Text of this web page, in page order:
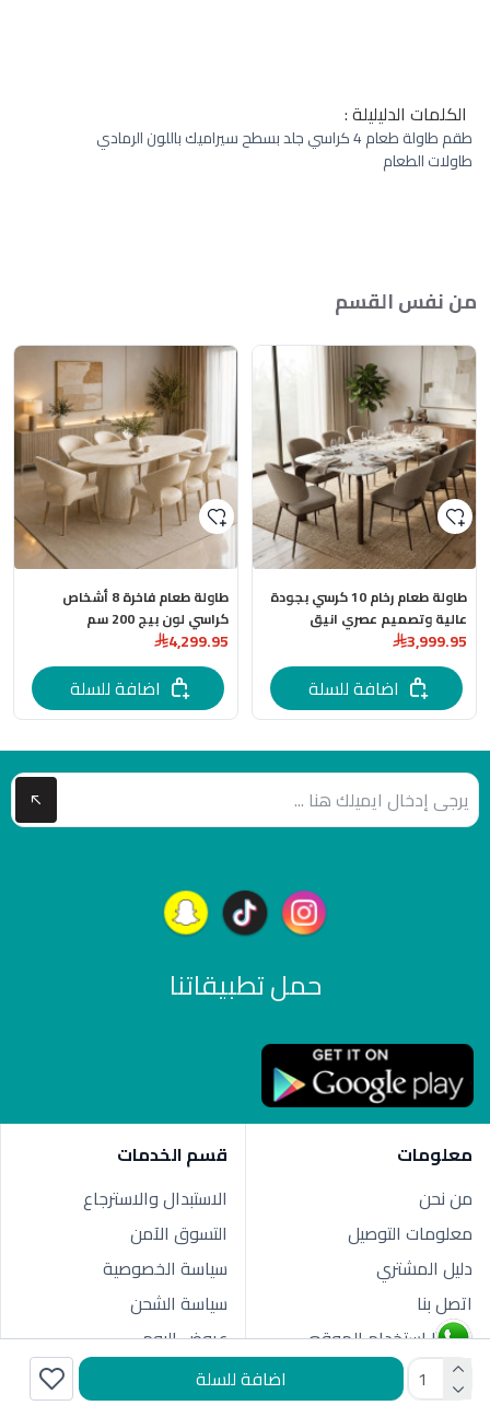
اضافة للسلة
الكلمات الدليليلة :
طقم طاولة طعام 4 كراسي جلد بسطح سيراميك باللون الرمادي
طاولات الطعام
من نفس القسم
طاولة طعام رخام 10 كرسي بجودة
عالية وتصميم عصري انيق
3,999.95
اضافة للسلة
طاولة طعام فاخرة 8 أشخاص
كراسي لون بيج 200 سم
4,299.95
اضافة للسلة
حمل تطبيقاتنا
معلومات
من نحن
معلومات التوصيل
دليل المشتري
اتصل بنا
شروط استخدام الموقع
قسم الخدمات
الاستبدال والاسترجاع
التسوق الآمن
سياسة الخصوصية
سياسة الشحن
عروض اليوم